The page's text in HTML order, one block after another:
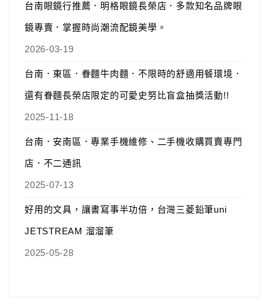
台南眼鏡行推薦．明格眼鏡長榮店．多款知名品牌眼
鏡專賣．掌握時尚潮流配鏡美學。
2026-03-19
台南．東區．眷麵牛肉麵．不限時的舒適用餐環境．
還有眷麵長榮店限定的可愛史努比盲盒抽獎活動!!
2025-11-18
台南．安南區．專業手機維修、二手機收購買賣專門
店．不二通訊
2025-07-13
好用的文具，讓書寫事半功倍，台灣三菱鉛筆uni
JETSTREAM 溜溜筆
2025-05-28